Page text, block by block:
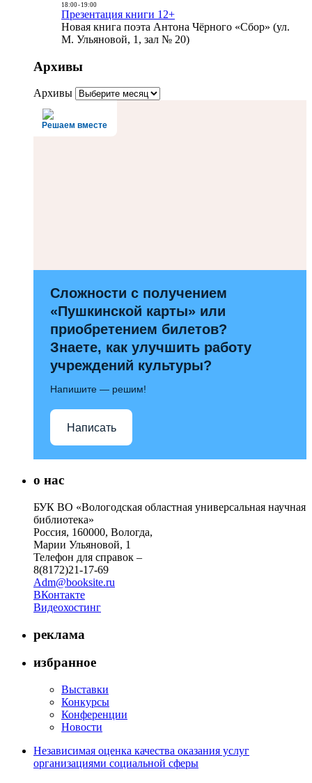
18:00- 19:00
Презентация книги 12+
Новая книга поэта Антона Чёрного «Сбор» (ул.
М. Ульяновой, 1, зал № 20)
Архивы
Архивы
Решаем вместе
Сложности с получением
«Пушкинской карты» или
приобретением билетов?
Знаете, как улучшить работу
учреждений культуры?
Напишите — решим!
Написать
о нас
БУК ВО «Вологодская областная универсальная научная
библиотека»
Россия, 160000, Вологда,
Марии Ульяновой, 1
Телефон для справок –
8(8172)21-17-69
Adm@booksite.ru
ВКонтакте
Видеохостинг
реклама
избранное
Выставки
Конкурсы
Конференции
Новости
Независимая оценка качества оказания услуг
организациями социальной сферы